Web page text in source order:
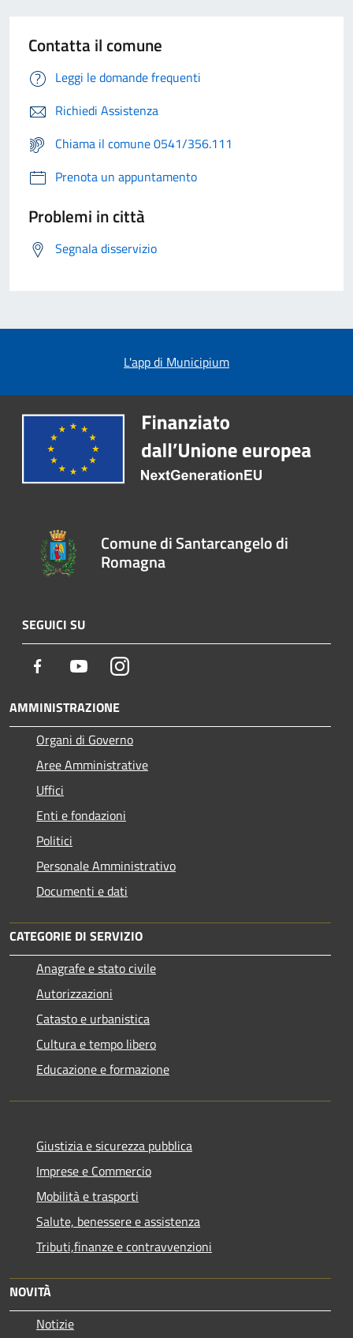
Contatta il comune
Leggi le domande frequenti
Richiedi Assistenza
Chiama il comune 0541/356.111
Prenota un appuntamento
Problemi in città
Segnala disservizio
L'app di Municipium
Comune di Santarcangelo di
Romagna
SEGUICI SU
Facebook YoutubeInstagram
AMMINISTRAZIONE
Organi di Governo
Aree Amministrative
Uffici
Enti e fondazioni
Politici
Personale Amministrativo
Documenti e dati
CATEGORIE DI SERVIZIO
Anagrafe e stato civile
Autorizzazioni
Catasto e urbanistica
Cultura e tempo libero
Educazione e formazione
Giustizia e sicurezza pubblica
Imprese e Commercio
Mobilità e trasporti
Salute, benessere e assistenza
Tributi,finanze e contravvenzioni
NOVITÀ
Notizie